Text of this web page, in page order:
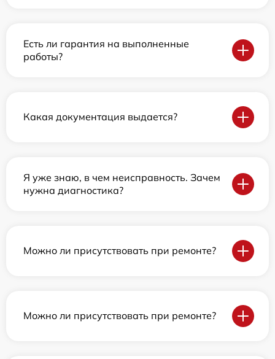
Есть ли гарантия на выполненные
работы?
Какая документация выдается?
Я уже знаю, в чем неисправность. Зачем
нужна диагностика?
Можно ли присутствовать при ремонте?
Можно ли присутствовать при ремонте?